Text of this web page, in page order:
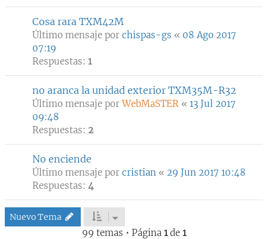
Cosa rara TXM42M
Último mensaje por chispas-gs « 08 Ago 2017
07:19
Respuestas: 1
no aranca la unidad exterior TXM35M-R32
Último mensaje porWebMaSTER « 13 Jul 2017
09:48
Respuestas: 2
No enciende
Último mensaje por cristian « 29 Jun 2017 10:48
Respuestas: 4
Nuevo Tema
99 temas • Página 1de 1